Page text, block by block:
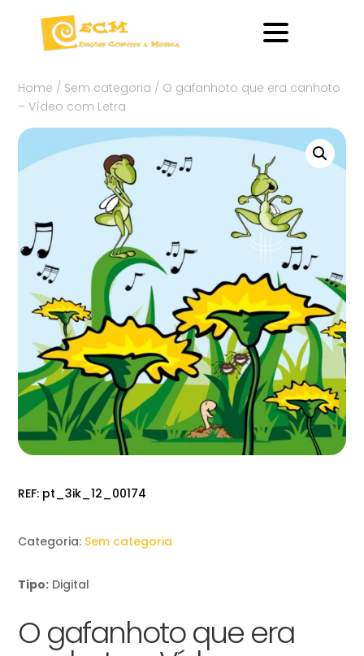
Home / Sem categoria / O gafanhoto que era canhoto
– Vídeo com Letra
REF: pt_3ik_12_00174
Categoria: Sem categoria
Tipo: Digital
O gafanhoto que era